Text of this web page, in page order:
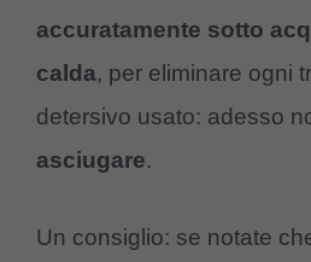
accuratamente sotto
calda, per eliminare ogni
detersivo usato: adesso
asciugare.
Un consiglio: se notate